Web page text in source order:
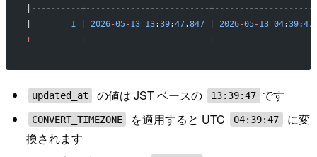
----------+-------------------------
1 | 2026-05-13 13:39:47.847 | 2026-05-13 04:39:47
+----------+-------------------------
updated_at の値は JST ベースの 13:39:47 です
CONVERT_TIMEZONE を適用すると UTC 04:39:47
に変
換されます